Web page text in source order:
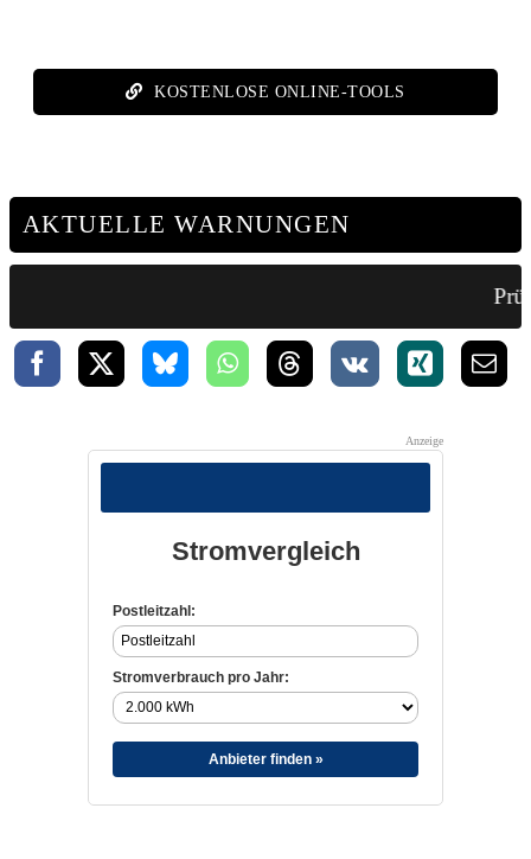
KOSTENLOSE ONLINE-TOOLS
AKTUELLE WARNUNGEN
Anzeige
Stromvergleich
Postleitzahl:
Stromverbrauch pro Jahr:
Anbieter finden »